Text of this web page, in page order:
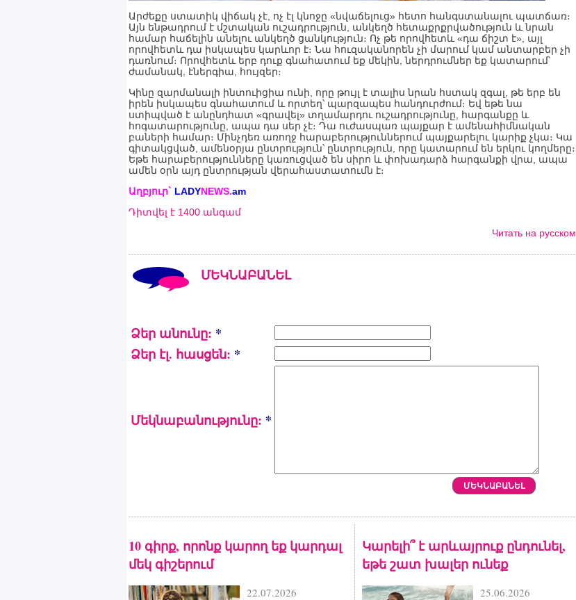
Արժեքը ստատիկ վիճակ չէ, ոչ էլ կնոջը «նվաճելուց» հետո հանգստանալու պատճառ։
Այն ենթադրում է մշտական ուշադրություն, անկեղծ հետաքրքրվածություն և նրան
համար հաճելին անելու անկեղծ ցանկություն։ Ոչ թե որովհետև «դա ճիշտ է», այլ
որովհետև դա իսկապես կարևոր է։ Նա հուզականորեն չի մարում կամ անտարբեր չի
դառնում։ Որովհետև երբ դուք գնահատում եք մեկին, ներդրումներ եք կատարում՝
ժամանակ, էներգիա, հույզեր։
Կինը զարմանալի ինտուիցիա ունի, որը թույլ է տալիս նրան հստակ զգալ, թե երբ են
իրեն իսկապես գնահատում և որտեղ՝ պարզապես հանդուրժում։ Եվ եթե նա
ստիպված է անընդհատ «գրավել» տղամարդու ուշադրությունը, հարգանքը և
հոգատարությունը, ապա դա սեր չէ։ Դա ուժասպառ պայքար է ամենահիմնական
բաների համար։ Մինչդեռ առողջ հարաբերություններում պայքարելու կարիք չկա։ Կա
գիտակցված, ամենօրյա ընտրություն՝ ընտրություն, որը կատարում են երկու կողմերը։
Եթե հարաբերությունները կառուցված են սիրո և փոխադարձ հարգանքի վրա, ապա
ամեն օրն այդ ընտրության վերահաստատումն է։
Աղբյուր` LADYNEWS.am
Դիտվել է 1400 անգամ
Читать на русском
ՄԵԿՆԱԲԱՆԵԼ
Ձեր անունը: *
Ձեր էլ. հասցեն: *
Մեկնաբանությունը: *
10 գիրք, որոնք կարող եք կարդալ
մեկ գիշերում
22.07.2026
Կարելի՞ է արևայրուք ընդունել,
եթե շատ խալեր ունեք
25.06.2026